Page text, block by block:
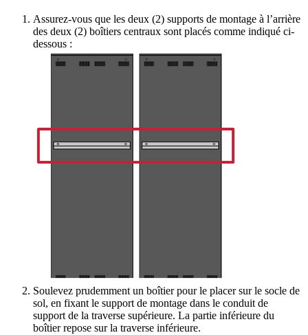
Assurez-vous que les deux (2) supports de montage à l’arrière
des deux (2) boîtiers centraux sont placés comme indiqué ci-
dessous :
Soulevez prudemment un boîtier pour le placer sur le socle de
sol, en fixant le support de montage dans le conduit de
support de la traverse supérieure. La partie inférieure du
boîtier repose sur la traverse inférieure.